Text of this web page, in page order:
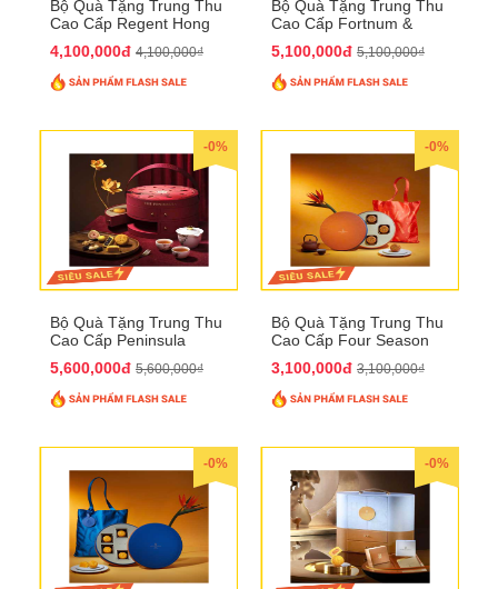
Bộ Quà Tặng Trung Thu
Cao Cấp Regent Hong
4,100,000đ 4,100,000₫
Bộ Quà Tặng Trung Thu
Cao Cấp Fortnum &
5,100,000đ 5,100,000₫
-0%
Bộ Quà Tặng Trung Thu
Cao Cấp Peninsula
5,600,000đ 5,600,000₫
-0%
Bộ Quà Tặng Trung Thu
Cao Cấp Four Season
3,100,000đ 3,100,000₫
-0% -0%